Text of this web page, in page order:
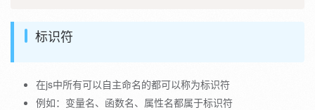
标识符
在js中所有可以自主命名的都可以称为标识符
例如：变量名、函数名、属性名都属于标识符